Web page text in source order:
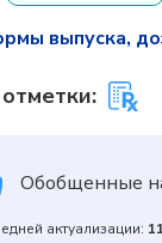
выпуска,
Обобщенные
актуализации: